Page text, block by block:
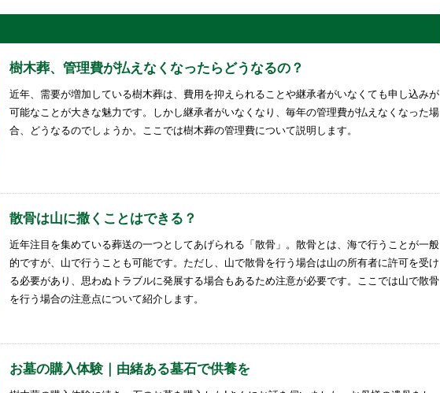
樹木葬、管理費が払えなくなったらどうなるの？
近年、需要が増加している樹木葬は、費用を抑えられることや継承者がいなくても申し込みが
可能なことが大きな魅力です。しかし継承者がいなくなり、毎年の管理費が払えなくなった場
合、どうなるのでしょうか。ここでは樹木葬の管理費について説明します。
散骨は山に撒くことはできる？
近年注目を集めている葬送の一つとしてあげられる「散骨」。散骨とは、海で行うことが一般
的ですが、山で行うことも可能です。ただし、山で散骨を行う場合は山の所有者に許可を受け
る必要があり、思わぬトラブルに発展する場合もあるため注意が必要です。ここでは山で散骨
を行う場合の注意点について紹介します。
お墓の購入体験｜由緒ある墓石で供養を